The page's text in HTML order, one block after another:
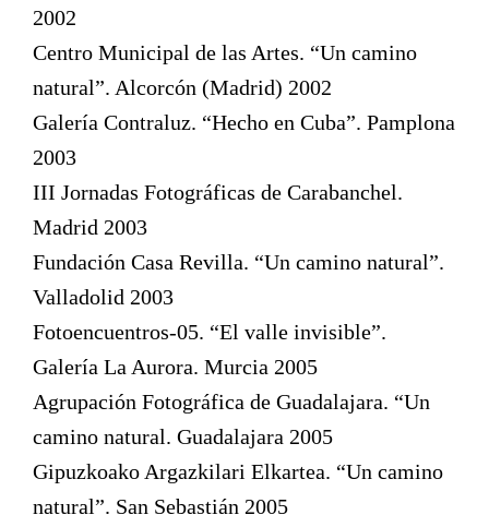
2002
Centro Municipal de las Artes. “Un camino
natural”. Alcorcón (Madrid) 2002
Galería Contraluz. “Hecho en Cuba”. Pamplona
2003
III Jornadas Fotográficas de Carabanchel.
Madrid 2003
Fundación Casa Revilla. “Un camino natural”.
Valladolid 2003
Fotoencuentros-05. “El valle invisible”.
Galería La Aurora. Murcia 2005
Agrupación Fotográfica de Guadalajara. “Un
camino natural. Guadalajara 2005
Gipuzkoako Argazkilari Elkartea. “Un camino
natural”. San Sebastián 2005